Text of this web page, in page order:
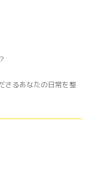
さるあなたの日常を整